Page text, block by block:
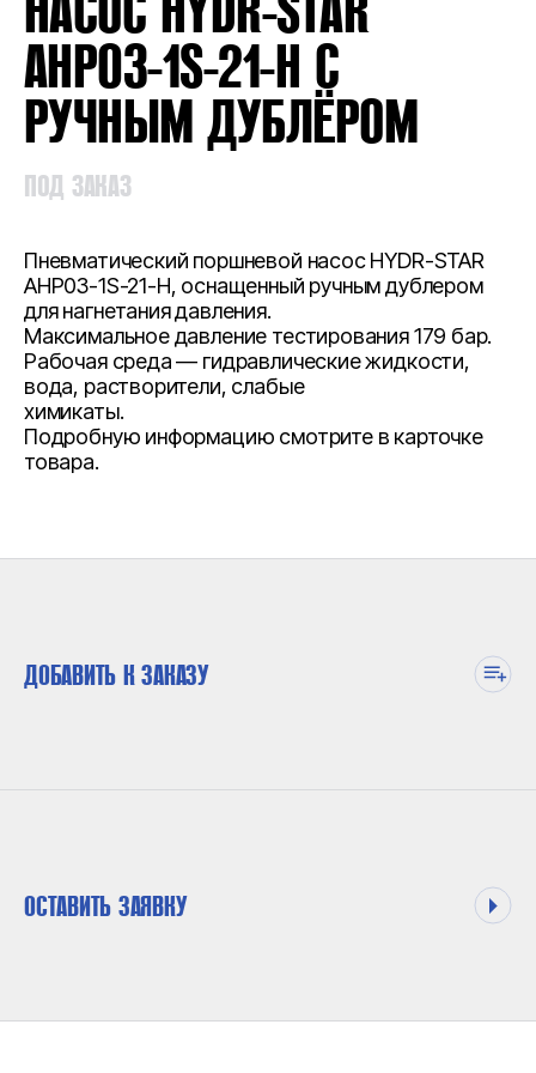
AHP03-1S-21-H С
РУЧНЫМ ДУБЛЁРОМ
ПОД ЗАКАЗ
Пневматический поршневой насос HYDR-STAR
AHP03-1S-21-H, оснащенный ручным дублером
для нагнетания давления.
Максимальное давление тестирования 179 бар.
Рабочая среда — гидравлические жидкости,
вода, растворители, слабые
химикаты.
Подробную информацию смотрите в карточке
товара.
ДОБАВИТЬ К ЗАКАЗУ
ОСТАВИТЬ ЗАЯВКУ